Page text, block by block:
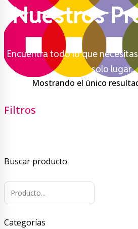
Nuestros
Encuentra todo lo que
solo lugar.
Filtros
Buscar producto
Categorías
Mostrando el único